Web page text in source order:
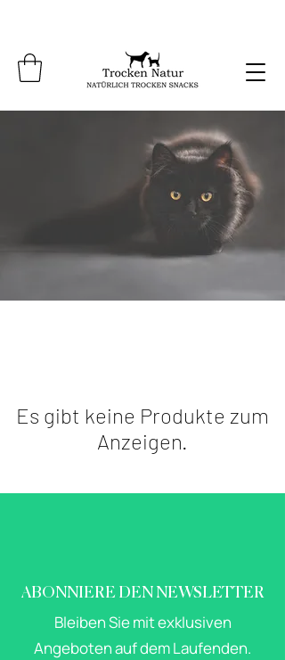
Es gibt keine Produkte zum
Anzeigen.
ABONNIERE DEN NEWSLETTER
Bleiben Sie mit exklusiven
Angeboten auf dem Laufenden.